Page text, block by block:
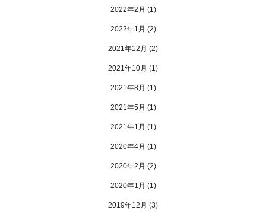
2022年2月 (1)
2022年1月 (2)
2021年12月 (2)
2021年10月 (1)
2021年8月 (1)
2021年5月 (1)
2021年1月 (1)
2020年4月 (1)
2020年2月 (2)
2020年1月 (1)
2019年12月 (3)